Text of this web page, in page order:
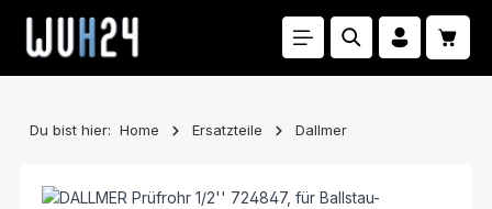
Zum Hauptinhalt springen
Du bist hier: Home Ersatzteile Dallmer